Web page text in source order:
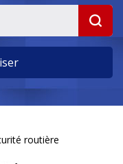
routière